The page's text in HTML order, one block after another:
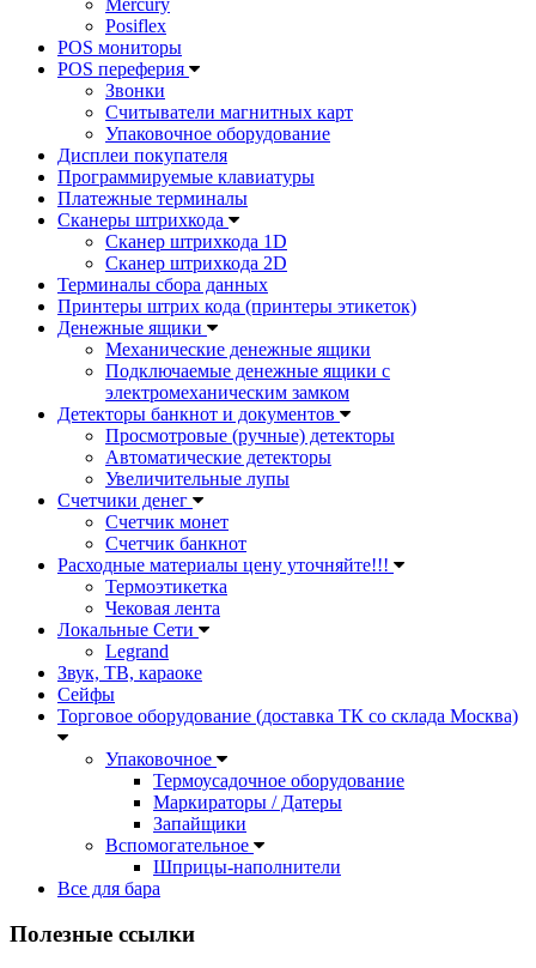
Posiflex
POS мониторы
POS переферия
Звонки
Считыватели магнитных карт
Упаковочное оборудование
Дисплеи покупателя
Программируемые клавиатуры
Платежные терминалы
Сканеры штрихкода
Сканер штрихкода 1D
Сканер штрихкода 2D
Терминалы сбора данных
Принтеры штрих кода (принтеры этикеток)
Денежные ящики
Механические денежные ящики
Подключаемые денежные ящики с
электромеханическим замком
Детекторы банкнот и документов
Просмотровые (ручные) детекторы
Автоматические детекторы
Увеличительные лупы
Счетчики денег
Счетчик монет
Счетчик банкнот
Расходные материалы цену уточняйте!!!
Термоэтикетка
Чековая лента
Локальные Сети
Legrand
Звук, ТВ, караоке
Сейфы
Торговое оборудование (доставка ТК со склада Москва)
Упаковочное
Термоусадочное оборудование
Маркираторы / Датеры
Запайщики
Вспомогательное
Шприцы-наполнители
Все для бара
Полезные ссылки